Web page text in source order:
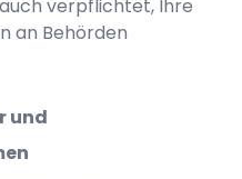
verpflichtet, Ihre
an Behörden
und